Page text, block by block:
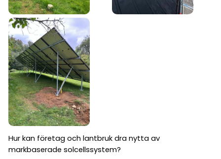
Hur kan företag och lantbruk dra nytta av
markbaserade solcellssystem?